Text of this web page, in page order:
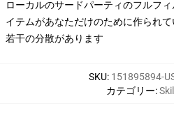
ローカルのサードパーティのフルフ
イテムがあなただけのために作られ
若干の分散があります
SKU: 151895894-
カテゴリー: